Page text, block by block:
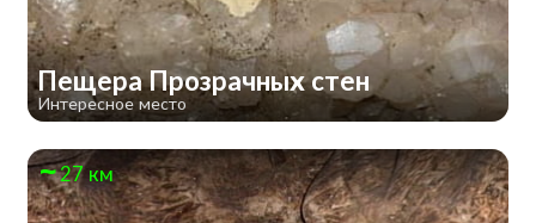
Пещера Прозрачных стен
Интересное место
27 км